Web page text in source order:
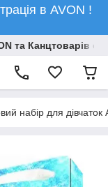
в AVON !
та Канцтоварів
набір для